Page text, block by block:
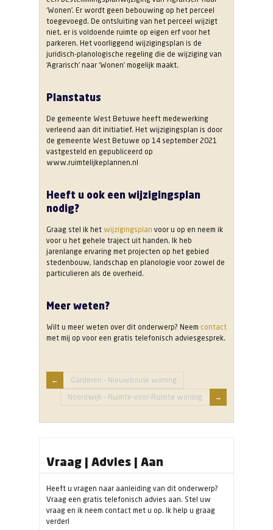
‘Wonen’. Er wordt geen bebouwing op het perceel
toegevoegd. De ontsluiting van het perceel wijzigt
niet, er is voldoende ruimte op eigen erf voor het
parkeren. Het voorliggend wijzigingsplan is de
juridisch-planologische regeling die de wijziging van
‘Agrarisch’ naar ‘Wonen’ mogelijk maakt.
Planstatus
De gemeente West Betuwe heeft medewerking
verleend aan dit initiatief. Het wijzigingsplan is door
de gemeente West Betuwe op 14 september 2021
vastgesteld en gepubliceerd op
www.ruimtelijkeplannen.nl
Heeft u ook een wijzigingsplan
nodig?
Graag stel ik het wijzigingsplan voor u op en neem ik
voor u het gehele traject uit handen. Ik heb
jarenlange ervaring met projecten op het gebied
stedenbouw, landschap en planologie voor zowel de
particulieren als de overheid.
Meer weten?
Wilt u meer weten over dit onderwerp? Neem contact
met mij op voor een gratis telefonisch adviesgesprek.
Garderen – Nieuwbouw woning
Noordwijk – Ruimte-voor-Ruimte woning
Vraag | Advies | Aan
Heeft u vragen naar aanleiding van dit onderwerp?
Vraag een gratis telefonisch advies aan. Stel uw
vraag en ik neem contact met u op. Ik help u graag
verder!